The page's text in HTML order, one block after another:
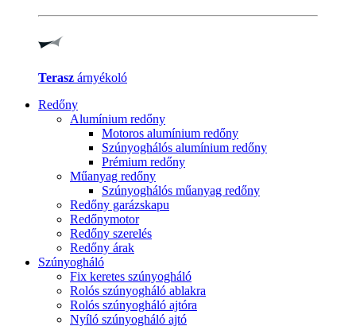
Terasz árnyékoló
Redőny
Alumínium redőny
Motoros alumínium redőny
Szúnyoghálós alumínium redőny
Prémium redőny
Műanyag redőny
Szúnyoghálós műanyag redőny
Redőny garázskapu
Redőnymotor
Redőny szerelés
Redőny árak
Szúnyogháló
Fix keretes szúnyogháló
Rolós szúnyogháló ablakra
Rolós szúnyogháló ajtóra
Nyíló szúnyogháló ajtó